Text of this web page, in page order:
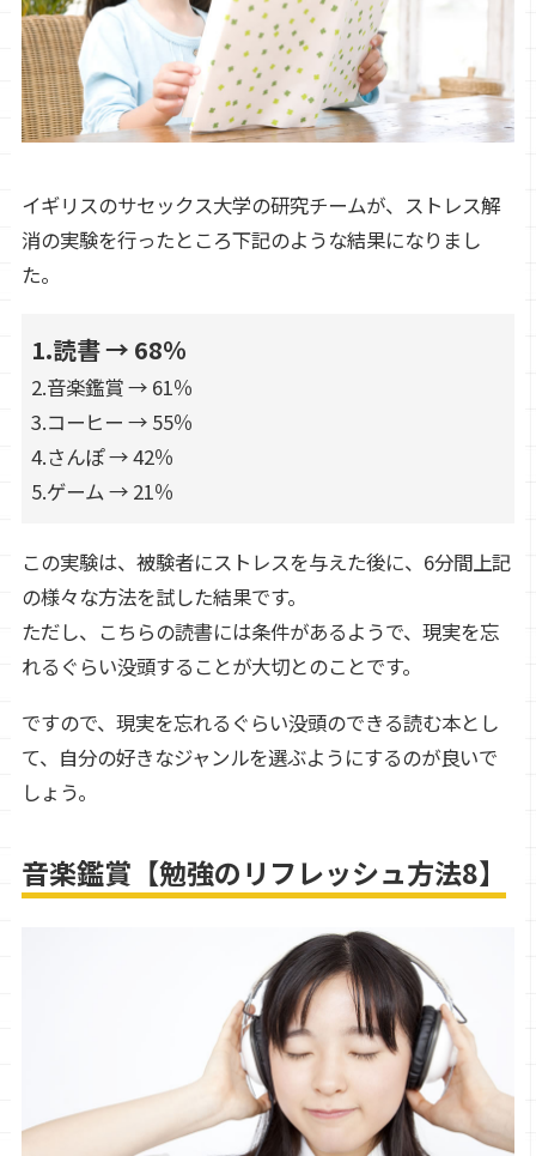
イギリスのサセックス大学の研究チームが、ストレス解
消の実験を行ったところ下記のような結果になりまし
た。
1.読書 → 68％
2.音楽鑑賞 → 61％
3.コーヒー → 55％
4.さんぽ → 42％
5.ゲーム → 21％
この実験は、被験者にストレスを与えた後に、6分間上記
の様々な方法を試した結果です。
ただし、こちらの読書には条件があるようで、現実を忘
れるぐらい没頭することが大切とのことです。
ですので、現実を忘れるぐらい没頭のできる読む本とし
て、自分の好きなジャンルを選ぶようにするのが良いで
しょう。
音楽鑑賞【勉強のリフレッシュ方法8】